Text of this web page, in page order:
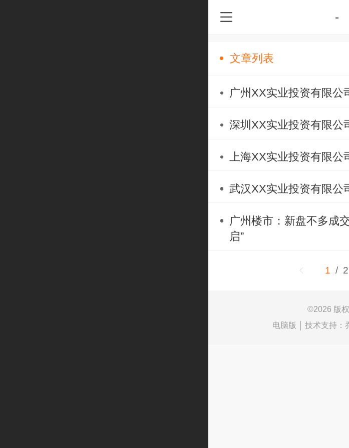
-
文章列表
广州XX实业投资有限公
深圳XX实业投资有限公
上海XX实业投资有限公
武汉XX实业投资有限公
广州楼市：新盘不多成
启”
1 / 2
©2026 版
电脑版
技术支持：